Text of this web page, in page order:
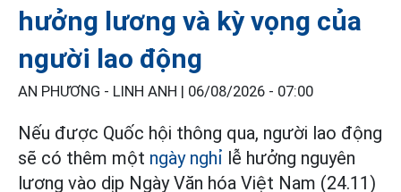
hưởng lương và kỳ vọng của
người lao động
AN PHƯƠNG - LINH ANH | 06/08/2026 - 07:00
Nếu được Quốc hội thông qua, người lao động
sẽ có thêm một ngày nghỉ lễ hưởng nguyên
lương vào dịp Ngày Văn hóa Việt Nam (24.11)